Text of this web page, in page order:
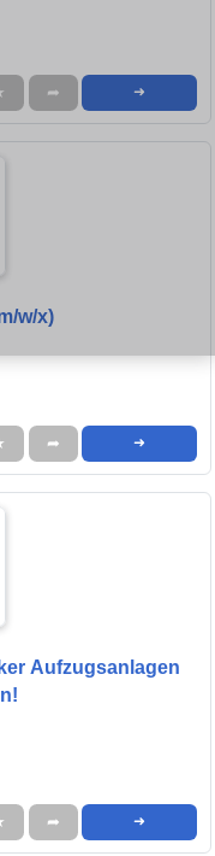
➦ ➜
w/x)
➦ ➜
Aufzugsanlagen
➦ ➜